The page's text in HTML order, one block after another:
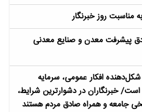
روز خبرنگار
پیشرفت معدن و صنایع معدنی
شکل‌دهنده افکار عمومی، سرمایه
خبرنگاران در دشوارترین شرایط،
جامعه و همراه صادق مردم هستند